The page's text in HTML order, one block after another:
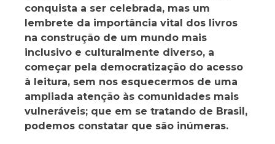
conquista a ser celebrada, mas um
lembrete da importância vital dos livros
na construção de um mundo mais
inclusivo e culturalmente diverso, a
começar pela democratização do acesso
à leitura, sem nos esquecermos de uma
ampliada atenção às comunidades mais
vulneráveis; que em se tratando de Brasil,
podemos constatar que são inúmeras.